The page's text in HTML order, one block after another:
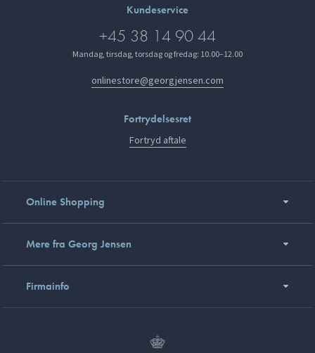
Kundeservice
+45 38 14 90 44
Mandag, tirsdag, torsdag og fredag: 10.00–12.00
onlinestore@georgjensen.com
Fortrydelsesret
Fortryd aftale
Online Shopping
Mere fra Georg Jensen
Firmainfo